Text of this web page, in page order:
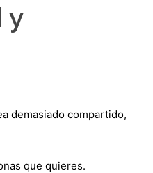
y
demasiado compartido,
que quieres.